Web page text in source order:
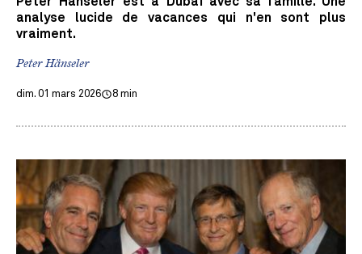
analyse lucide de vacances qui n'en sont plus
vraiment.
Peter Hänseler
dim. 01 mars 2026 8 min